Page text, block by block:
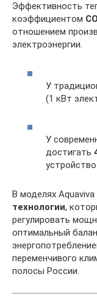
Эффективность
коэффициентом
отношением
электроэнергии.
У
(1 кВт
У
достигать
В моделях
технологии,
регулировать
оптимальный
переменчивого
полосы России.